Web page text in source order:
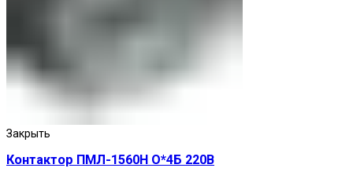
Закрыть
Контактор ПМЛ-1560Н О*4Б 220В